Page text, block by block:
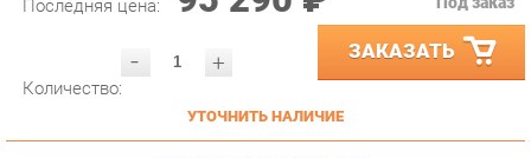
- ЗАКАЗАТЬ
УТОЧНИТЬ НАЛИЧИЕ
ПРИГЛАСИТЬ ЗАМЕРЩИКА